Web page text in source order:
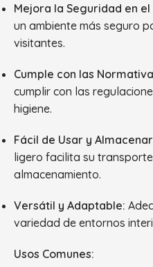
Mejora la Seguridad en el
un ambiente más seguro
visitantes.
Cumple con las
cumplir con las
higiene.
Fácil de Usar y
ligero facilita su
almacenamiento.
Versátil y Adaptable:
variedad de entornos
Usos Comunes: